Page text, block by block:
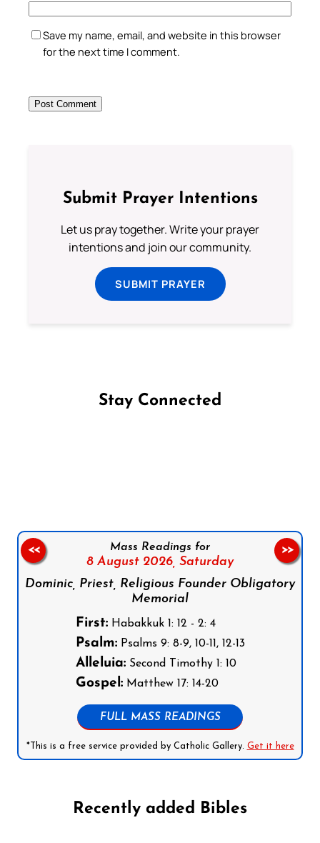
Save my name, email, and website in this browser
for the next time I comment.
Submit Prayer Intentions
Let us pray together. Write your prayer
intentions and join our community.
SUBMIT PRAYER
Stay Connected
Mass Readings for
8 August 2026, Saturday
Dominic, Priest, Religious Founder Obligatory
Memorial
First:Habakkuk 1: 12 - 2: 4
Psalm:Psalms 9: 8-9, 10-11, 12-13
Alleluia:Second Timothy 1: 10
Gospel:Matthew 17: 14-20
FULL MASS READINGS
*This is a free service provided by Catholic Gallery. Get it here
<< >>
Recently added Bibles